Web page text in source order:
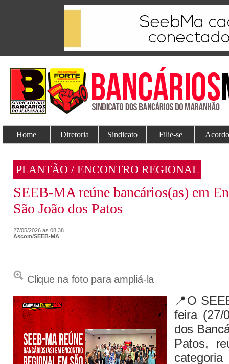
Home Diretoria Sindicato Filie-se
PLANTÃO / ENCONTRO REGIONAL
SEEB-MA reúne bancários(as) em
São João dos Patos
27/05/2026 às 08:38
Ascom/SEEB-MA
Clique na foto para ampliá-la
📍O
feira (27/
dos
Patos,